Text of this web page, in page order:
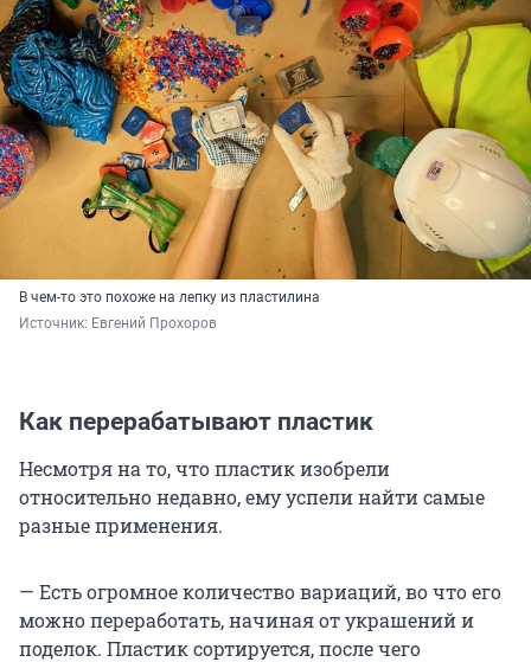
В чем-то это похоже на лепку из пластилина
Источник: Евгений Прохоров
Как перерабатывают пластик
Несмотря на то, что пластик изобрели
относительно недавно, ему успели найти самые
разные применения.
— Есть огромное количество вариаций, во что его
можно переработать, начиная от украшений и
поделок. Пластик сортируется, после чего